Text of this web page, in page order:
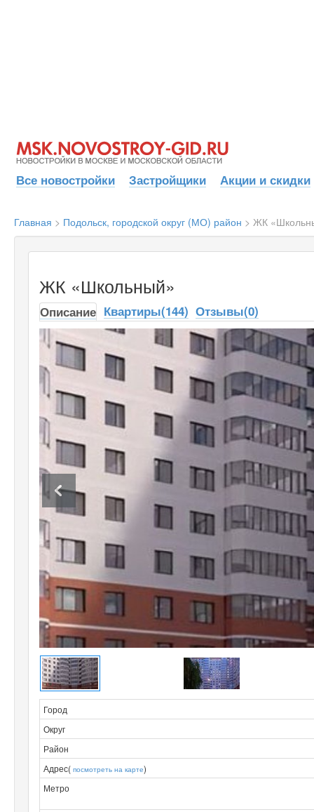
Все новостройки Застройщики Акции и скидки
Главная > Подольск, городской округ (МО) район > ЖК
ЖК «Школьный»
Описание Квартиры(144) Отзывы(0)
Город
Округ
Район
Адрес( посмотреть на карте)
Метро